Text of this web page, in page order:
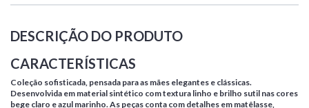
DESCRIÇÃO DO PRODUTO
CARACTERÍSTICAS
Coleção sofisticada, pensada para as mães elegantes e clássicas.
Desenvolvida em material sintético com textura linho e brilho sutil nas cores
bege claro e azul marinho. As peças conta com detalhes em matêlasse,